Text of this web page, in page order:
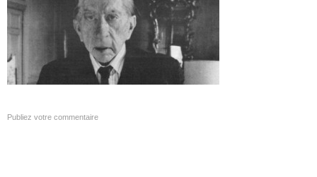
Publiez votre commentaire